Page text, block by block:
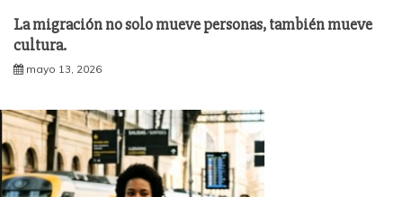
La migración no solo mueve personas, también mueve
cultura.
mayo 13, 2026